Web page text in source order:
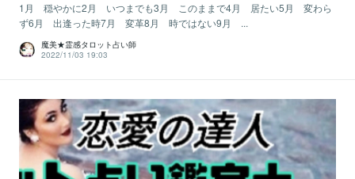
1月 穏やかに2月 いつまでも3月 このままで4月 居たい5月 変わら
ず6月 出逢った時7月 変革8月 時ではない9月 ...
魔美★霊感タロット占い師
2022/11/03 19:03